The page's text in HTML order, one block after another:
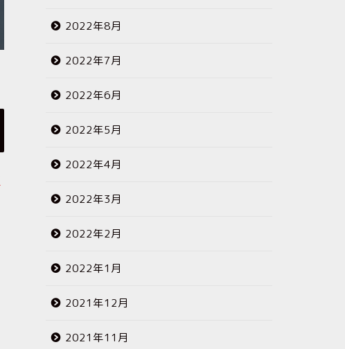
2022年8月
2022年7月
2022年6月
2022年5月
2022年4月
2022年3月
2022年2月
2022年1月
2021年12月
2021年11月